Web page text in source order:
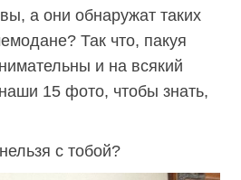
а они обнаружат таких
Так что, пакуя
и на всякий
15 фото, чтобы знать,
с тобой?